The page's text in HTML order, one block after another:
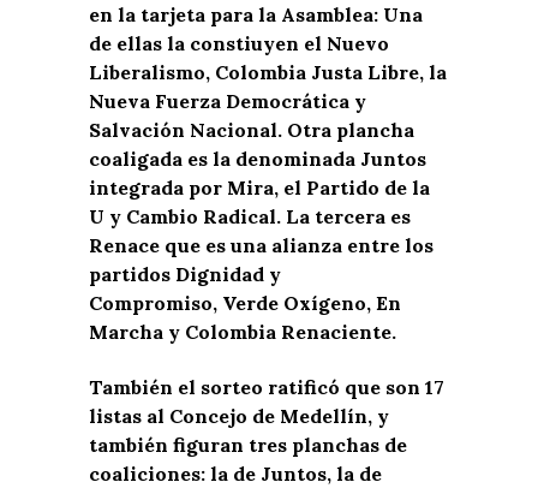
en la tarjeta para la Asamblea: Una
de ellas la constiuyen el Nuevo
Liberalismo, Colombia Justa Libre, la
Nueva Fuerza Democrática y
Salvación Nacional. Otra plancha
coaligada es la denominada Juntos
integrada por Mira, el Partido de la
U y Cambio Radical. La tercera es
Renace que es una alianza entre los
partidos Dignidad y
Compromiso, Verde Oxígeno, En
Marcha y Colombia Renaciente.
También el sorteo ratificó que son 17
listas al Concejo de Medellín, y
también figuran tres planchas de
coaliciones: la de Juntos, la de